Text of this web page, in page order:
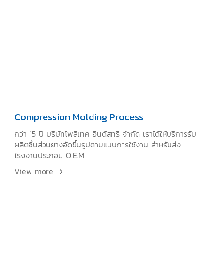
Compression Molding Process
กว่า 15 ปี บริษัทโพลิเทค อินดัสทรี จำกัด เราได้ให้บริการรับ
ผลิตชิ้นส่วนยางอัดขึ้นรูปตามแบบการใช้งาน สำหรับส่ง
โรงงานประกอบ O.E.M
View more